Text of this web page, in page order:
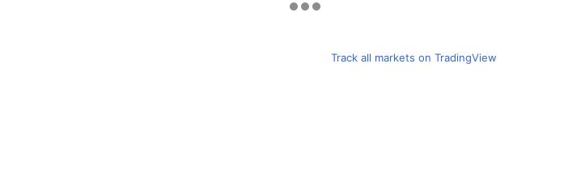
Track all markets on TradingView